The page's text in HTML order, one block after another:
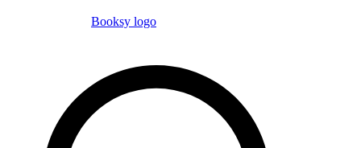
Booksy logo